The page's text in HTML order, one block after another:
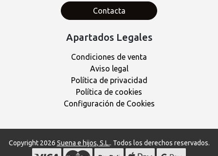
Contacta
Apartados Legales
Condiciones de venta
Aviso legal
Política de privacidad
Política de cookies
Configuración de Cookies
Copyright 2026 Suena e hijos, S.L.. Todos los derechos reservados.